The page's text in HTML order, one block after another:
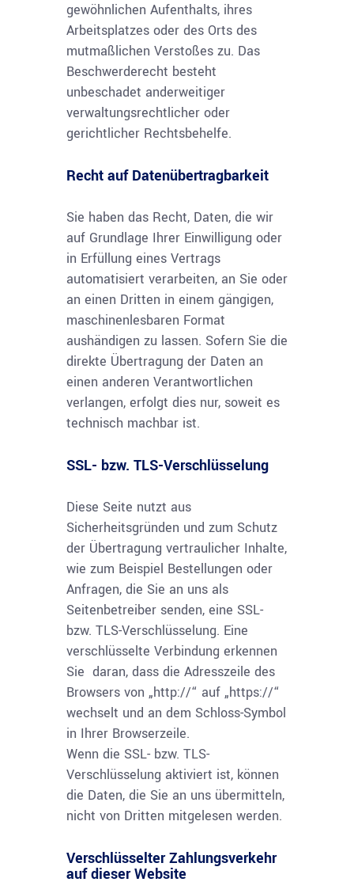
gewöhnlichen Aufenthalts, ihres
Arbeitsplatzes oder des Orts des
mutmaßlichen Verstoßes zu. Das
Beschwerderecht besteht
unbeschadet anderweitiger
verwaltungsrechtlicher oder
gerichtlicher Rechtsbehelfe.
Recht auf Datenübertragbarkeit
Sie haben das Recht, Daten, die wir
auf Grundlage Ihrer Einwilligung oder
in Erfüllung eines Vertrags
automatisiert verarbeiten, an Sie oder
an einen Dritten in einem gängigen,
maschinenlesbaren Format
aushändigen zu lassen. Sofern Sie die
direkte Übertragung der Daten an
einen anderen Verantwortlichen
verlangen, erfolgt dies nur, soweit es
technisch machbar ist.
SSL- bzw. TLS-Verschlüsselung
Diese Seite nutzt aus
Sicherheitsgründen und zum Schutz
der Übertragung vertraulicher Inhalte,
wie zum Beispiel Bestellungen oder
Anfragen, die Sie an uns als
Seitenbetreiber senden, eine SSL-
bzw. TLS-Verschlüsselung. Eine
verschlüsselte Verbindung erkennen
Sie daran, dass die Adresszeile des
Browsers von „http://“ auf „https://“
wechselt und an dem Schloss-Symbol
in Ihrer Browserzeile.
Wenn die SSL- bzw. TLS-
Verschlüsselung aktiviert ist, können
die Daten, die Sie an uns übermitteln,
nicht von Dritten mitgelesen werden.
Verschlüsselter Zahlungsverkehr
auf dieser Website